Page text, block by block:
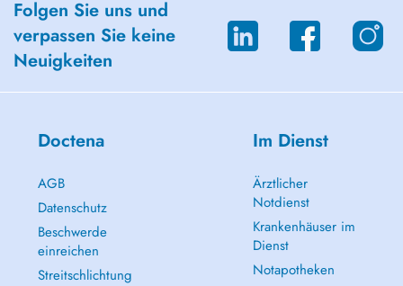
Folgen Sie uns und
verpassen Sie keine
Neuigkeiten
Doctena
AGB
Datenschutz
Beschwerde
einreichen
Streitschlichtung
Im Dienst
Ärztlicher
Notdienst
Krankenhäuser im
Dienst
Notapotheken